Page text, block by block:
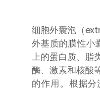
细胞外囊泡（
外基质的膜性小
上的蛋白质、脂
酶、激素和核酸
的作用。根据